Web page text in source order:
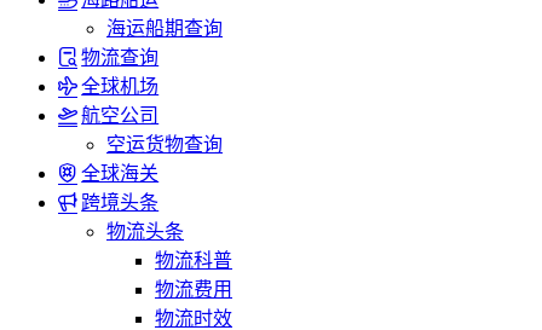
海运船期查询
物流查询
全球机场
航空公司
空运货物查询
全球海关
跨境头条
物流头条
物流科普
物流费用
物流时效